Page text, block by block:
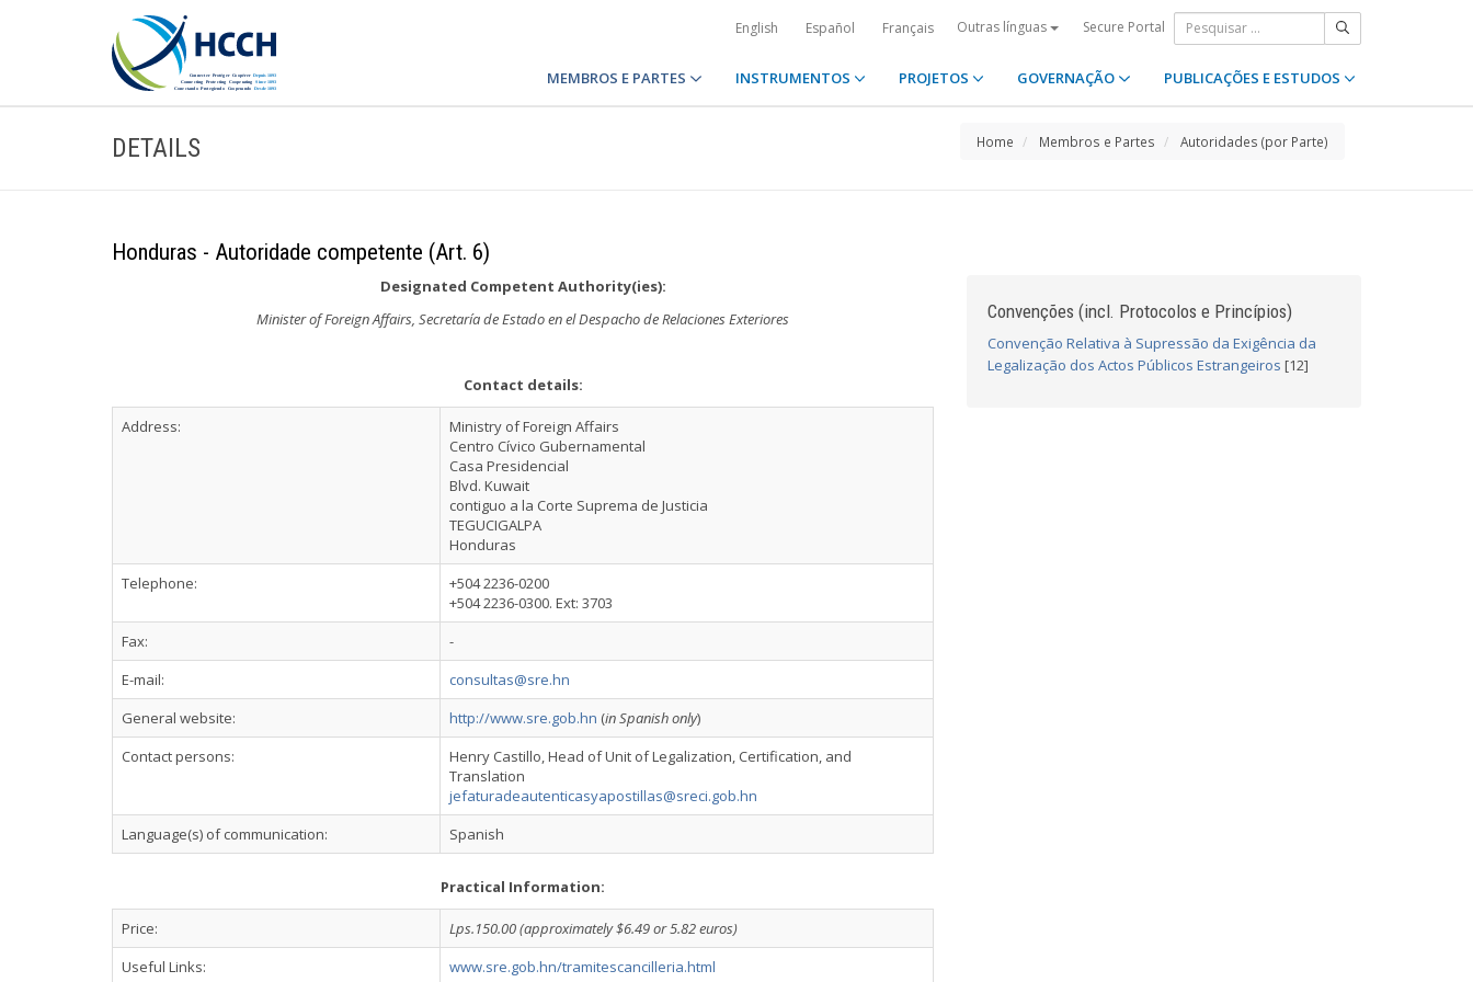
English Español Français Outras línguas Secure Portal
MEMBROS E PARTES INSTRUMENTOS PROJETOS GOVERNAÇÃO PUBLICAÇÕES E ESTUDOS
DETAILS Home Membros e Partes Autoridades (por Parte)
Honduras - Autoridade competente (Art. 6)
Designated Competent Authority(ies):
Minister of Foreign Affairs, Secretaría de Estado en el Despacho de Relaciones Exteriores
Contact details:
Address:
Ministry of Foreign Affairs
Centro Cívico Gubernamental
Casa Presidencial
Blvd. Kuwait
contiguo a la Corte Suprema de Justicia
TEGUCIGALPA
Honduras
Telephone:
+504 2236-0200
+504 2236-0300. Ext: 3703
Fax:
-
E-mail:
consultas@sre.hn
General website:
http://www.sre.gob.hn (in Spanish only)
Contact persons:
Henry Castillo, Head of Unit of Legalization, Certification, and
Translation
jefaturadeautenticasyapostillas@sreci.gob.hn
Language(s) of communication:
Spanish
Practical Information:
Price:
Lps.150.00 (approximately $6.49 or 5.82 euros)
Useful Links:
www.sre.gob.hn/tramitescancilleria.html
Convenções (incl. Protocolos e Princípios)
Convenção Relativa à Supressão da Exigência da
Legalização dos Actos Públicos Estrangeiros [12]